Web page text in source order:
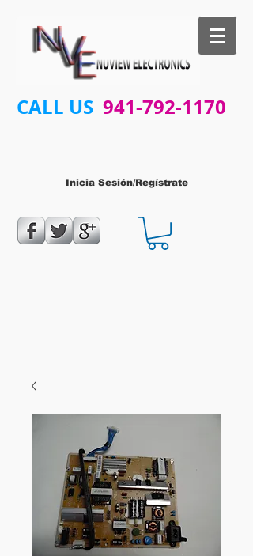
CALL US 941-792-1170
Inicia Sesión/Regístrate